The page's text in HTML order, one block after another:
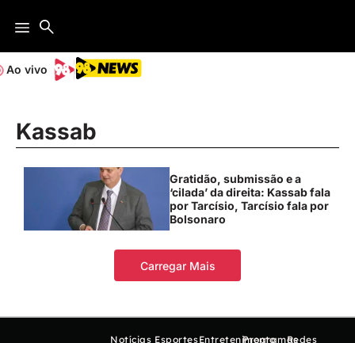
Ao vivo
Kassab
Gratidão, submissão e a
‘cilada’ da direita: Kassab fala
por Tarcísio, Tarcísio fala por
Bolsonaro
Carregar Mais
Notícias EsportesEntretenimento
ProgramasRedes